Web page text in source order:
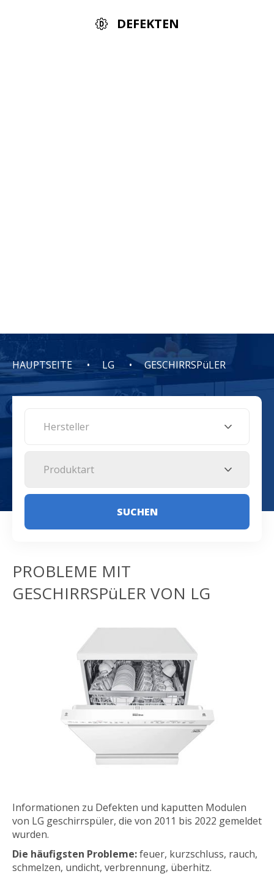
DEFEKTEN
HAUPTSEITE LG GESCHIRRSPüLER
Hersteller
Produktart
SUCHEN
PROBLEME MIT
GESCHIRRSPüLER VON LG
Informationen zu Defekten und kaputten Modulen
von LG geschirrspüler, die von 2011 bis 2022 gemeldet
wurden.
Die häufigsten Probleme:feuer, kurzschluss, rauch,
schmelzen, undicht, verbrennung, überhitz.